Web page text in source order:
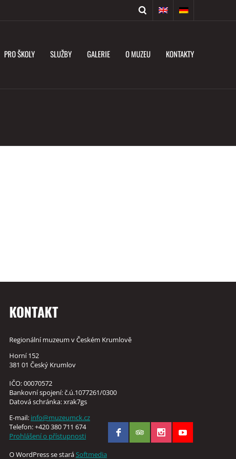
PRO ŠKOLY SLUŽBY GALERIE O MUZEU KONTAKTY
KONTAKT
Regionální muzeum v Českém Krumlově
Horní 152
381 01 Český Krumlov
IČO: 00070572
Bankovní spojení: č.ú.1077261/0300
Datová schránka: xrak7gs
E-mail: info@muzeumck.cz
Telefon: +420 380 711 674
Prohlášení o přístupnosti
O WordPress se staráSoftmedia